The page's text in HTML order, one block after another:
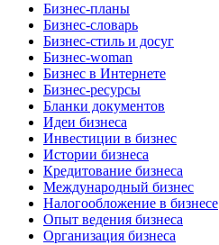
Бизнес-планы
Бизнес-словарь
Бизнес-стиль и досуг
Бизнес-woman
Бизнес в Интернете
Бизнес-ресурсы
Бланки документов
Идеи бизнеса
Инвестиции в бизнес
Истории бизнеса
Кредитование бизнеса
Международный бизнес
Налогообложение в бизнесе
Опыт ведения бизнеса
Организация бизнеса